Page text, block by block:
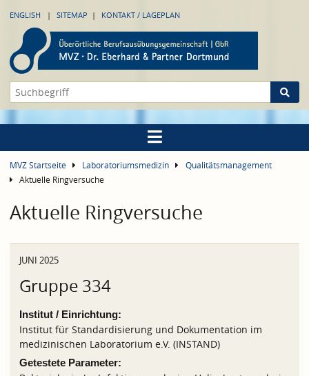
ENGLISH SITEMAP KONTAKT / LAGEPLAN
MVZ Startseite Laboratoriumsmedizin
Qualitätsmanagement
Aktuelle Ringversuche
Aktuelle Ringversuche
JUNI 2025
Gruppe 334
Institut / Einrichtung:
Institut für Standardisierung und Dokumentation im
medizinischen Laboratorium e.V. (INSTAND)
Getestete Parameter: